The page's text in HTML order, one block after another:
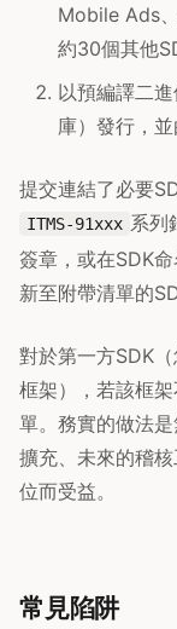
Mobile Ads
約30個其他
以預編譯二
庫）發行，並
提交連結了必要
ITMS-91xxx 系列
簽章，或在SDK
新至附帶清單的
對於第一方SDK
框架），若該框
單。務實的做法
擴充、未來的稽
位而受益。
常見陷阱